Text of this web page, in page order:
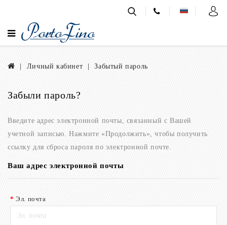
Личный кабинет Забытый пароль
Забыли пароль?
Введите адрес электронной почты, связанный с Вашей
учетной записью. Нажмите «Продолжить», чтобы получить
ссылку для сброса пароля по электронной почте.
Ваш адрес электронной почты
Эл. почта